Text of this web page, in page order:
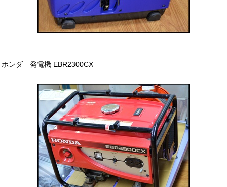
ホンダ 発電機 EBR2300CX